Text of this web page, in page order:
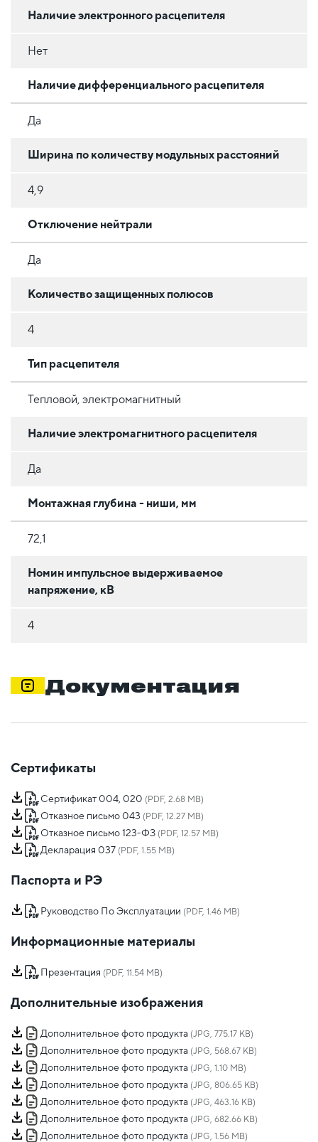
Наличие электронного расцепителя
Нет
Наличие дифференциального расцепителя
Да
Ширина по количеству модульных расстояний
4,9
Отключение нейтрали
Да
Количество защищенных полюсов
4
Тип расцепителя
Тепловой, электромагнитный
Наличие электромагнитного расцепителя
Да
Монтажная глубина - ниши, мм
72,1
Номин импульсное выдерживаемое
напряжение, кВ
4
Документация
Сертификаты
Сертификат 004, 020 (PDF, 2.68 MB)
Отказное письмо 043 (PDF, 12.27 MB)
Отказное письмо 123-ФЗ (PDF, 12.57 MB)
Декларация 037 (PDF, 1.55 MB)
Паспорта и РЭ
Руководство По Эксплуатации (PDF, 1.46 MB)
Информационные материалы
Презентация (PDF, 11.54 MB)
Дополнительные изображения
Дополнительное фото продукта (JPG, 775.17 KB)
Дополнительное фото продукта (JPG, 568.67 KB)
Дополнительное фото продукта (JPG, 1.10 MB)
Дополнительное фото продукта (JPG, 806.65 KB)
Дополнительное фото продукта (JPG, 463.16 KB)
Дополнительное фото продукта (JPG, 682.66 KB)
Дополнительное фото продукта (JPG, 1.56 MB)